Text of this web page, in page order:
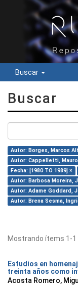
Buscar
Buscar
Autor: Borges, Marcos
Autor: Cappelletti, Mauro
Fecha: [1980 TO 1989] ×
Autor: Barbosa Moreira,
Autor: Adame Goddard,
Autor: Brena Sesma,
Mostrando ítems 1-1
Estudios en
treinta años como
Acosta Romero,